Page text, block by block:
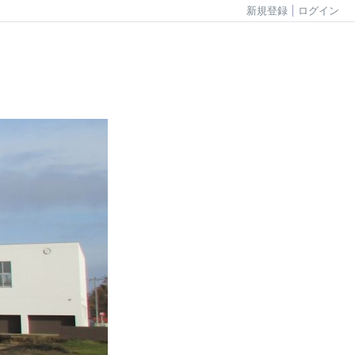
新規登録 ログイン